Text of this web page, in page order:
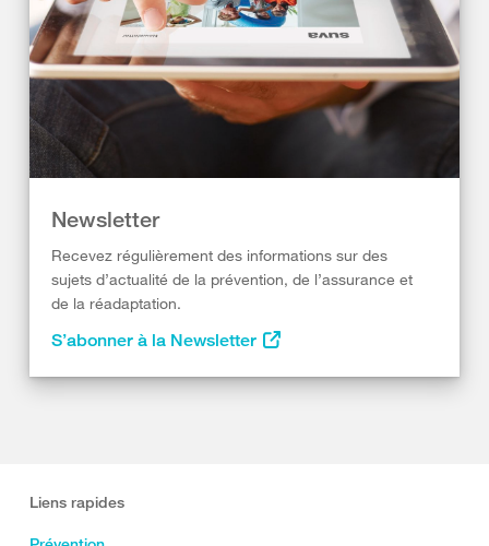
Newsletter
Recevez régulièrement des informations sur des
sujets d’actualité de la prévention, de l’assurance et
de la réadaptation.
S’abonner à la Newsletter
Liens rapides